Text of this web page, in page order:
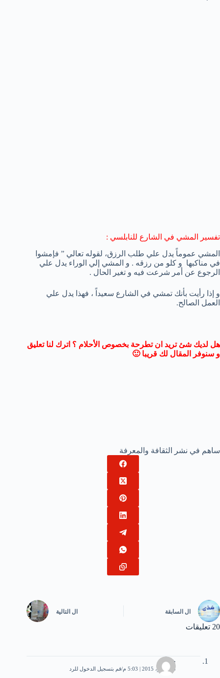
تفسير المشي في الشارع للنابلسي :
المشي عموماً يدل علي طلب الرزق، لقوله تعالي ” فإمشوا
في مناكبها و كلو من رزقه . و المشي إلي الوراء يدل علي
الرجوع عن أمر شرعت فيه و تغير الحال .
و إذا رأيت بأنك تمشي في الشارع سعيداً ، فهذا يدل علي
العمل الصالح.
هل لديك شئ تريد ان تطرحة بخصوص الأحلام ؟ اترك لنا تعليق
و سنوفر المقال لك قريبا 🙂
ساهم في نشر الثقافة والمعرفة
ال السابقة ال التالية
20 تعليقات
خالد
8 نوفمبر، 2015 | 5:03 م قم بتسجيل الدخول للرد